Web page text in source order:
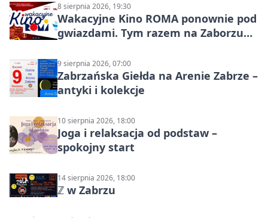
8 sierpnia 2026, 19:30
Wakacyjne Kino ROMA ponownie pod
gwiazdami. Tym razem na Zaborzu
9 sierpnia 2026, 07:00
Zabrzańska Giełda na Arenie Zabrze –
antyki i kolekcje
10 sierpnia 2026, 18:00
Joga i relaksacja od podstaw –
spokojny start
14 sierpnia 2026, 18:00
ℤ w Zabrzu